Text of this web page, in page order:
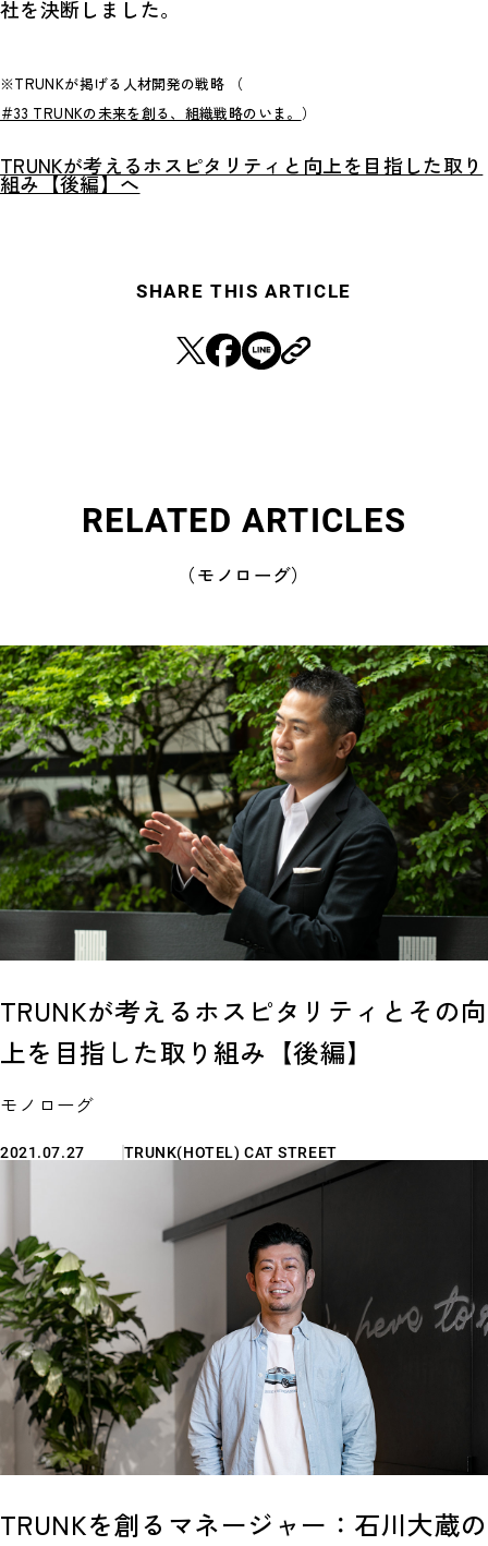
社を決断しました。
※TRUNKが掲げる人材開発の戦略 （
＃33 TRUNKの未来を創る、組織戦略のいま。 ）
TRUNKが考えるホスピタリティと向上を目指した取り
組み【後編】へ
SHARE THIS ARTICLE
RELATED ARTICLES
（モノローグ）
TRUNKが考えるホスピタリティとその向
上を目指した取り組み【後編】
モノローグ
2021.07.27 TRUNK(HOTEL) CAT STREET
TRUNKを創るマネージャー：石川大蔵の